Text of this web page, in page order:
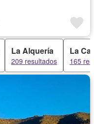
La Alquería
209 resultados
La
165